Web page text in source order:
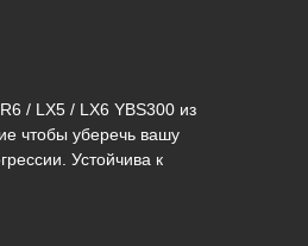
/ LX5 / LX6 YBS300 из
чтобы уберечь вашу
Устойчива к